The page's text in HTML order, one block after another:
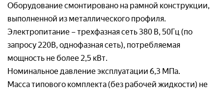
Оборудование смонтировано на рамной конструкции,
выполненной из металлического профиля.
Электропитание – трехфазная сеть 380 В, 50Гц (по
запросу 220В, однофазная сеть), потребляемая
мощность не более 2,5 кВт.
Номинальное давление эксплуатации 6,3 МПа.
Масса типового комплекта (без рабочей жидкости) не